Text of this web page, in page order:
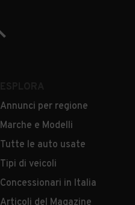
Annunci per regione
Marche e Modelli
Tutte le auto usate
Tipi di veicoli
Concessionari in Italia
Articoli del Magazine